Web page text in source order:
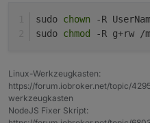
sudo chown -R
sudo chmod -R g+rw /
Linux-Werkzeugkasten:
https://forum.iobroker.net/topic/
werkzeugkasten
NodeJS Fixer Skript: